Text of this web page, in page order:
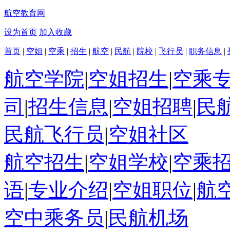
航空教育网
设为首页 加入收藏
首页 | 空姐 | 空乘 | 招生 | 航空 | 民航 | 院校 | 飞行员 | 职务信息 |
航空学院|空姐招生|空乘
司 |招生信息|空姐招聘| 民
民航飞行员|空姐社区
航空招生|空姐学校|空乘
语|专业介绍|空姐职位|航
空中乘务员| 民航机场